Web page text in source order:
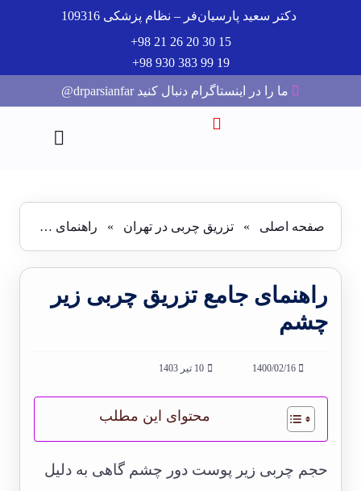
دکتر سعید پارسیان‌فر – نظام پزشکی 109316
15 30 20 26 21 98+
19 99 383 930 98+
ما را در اینستاگرام دنبال کنید drparsianfar@
صفحه اصلی »تزریق چربی در تهران » راهنمای جامع تزریق چربی زیر چشم
راهنمای جامع تزریق چربی زیر
چشم
1400/02/16 10 تیر 1403
محتوای این مطلب
حجم چربی زیر پوست دور چشم گاهی به دلیل